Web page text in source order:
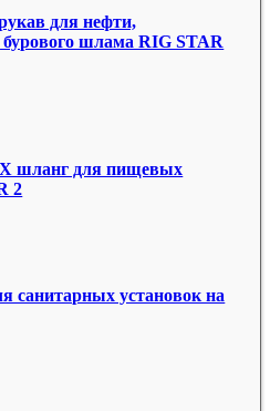
для нефти,
шлама RIG STAR
шланг для пищевых
2
санитарных установок на